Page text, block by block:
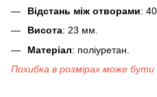
Відстань між отворами:
Висота: 23 мм.
Матеріал: поліуретан.
Похибка в розмірах може бути